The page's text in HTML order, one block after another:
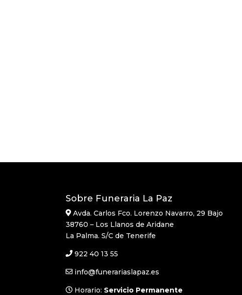
Sobre Funeraria La Paz
Avda. Carlos Fco. Lorenzo Navarro, 29 Bajo
38760 – Los Llanos de Aridane
La Palma. S/C de Tenerife
922 40 13 55
info@funerariaslapaz.es
Horario: Servicio Permanente